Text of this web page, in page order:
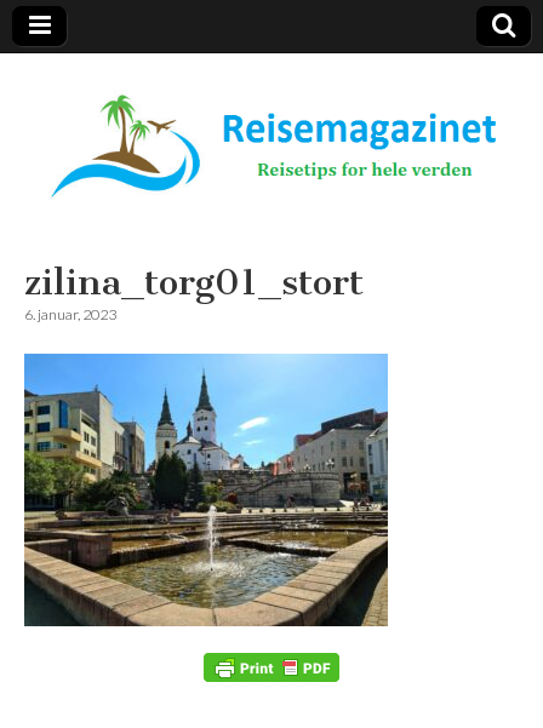
Reisemagazinet
zilina_torg01_stort
6. januar, 2023